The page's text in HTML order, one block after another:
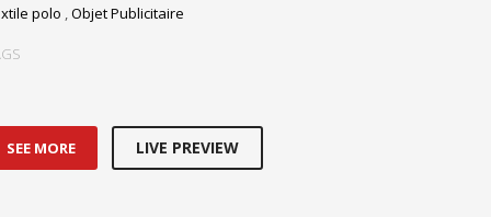
polo Objet Publicitaire
SEE MORE LIVE PREVIEW